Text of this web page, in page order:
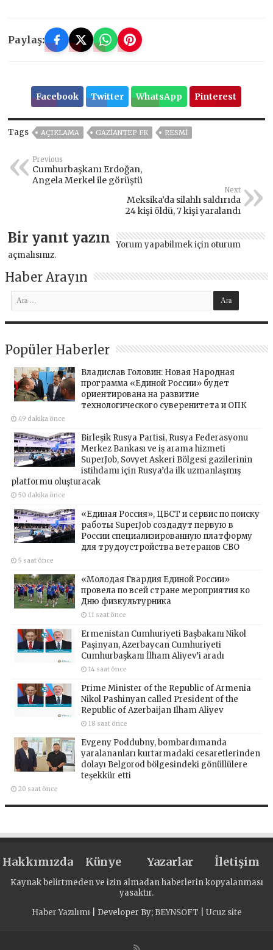
Paylaş:
Facebook Twitter WhatsApp Pinterest
Tags AÇIKLAMA GAZIANTEP FK RESMI
Previous
Cumhurbaşkanı Erdoğan,
Angela Merkel ile görüştü
Next
Meksika’da silahlı saldırıda
24 kişi öldü, 7 kişi yaralandı
Bir yanıt yazın Yorum yapabilmek için oturum
açmalısınız.
Haber Arayın
Popüler Haberler
Владислав Головин: Новая Народная
программа «Единой России» будет
ориентирована на развитие
технологического суверенитета и ОПК
49 dakika önce
Birleşik Rusya Partisi, Rusya Federasyonu
Merkez Bankası ve iş arama hizmeti
SuperJob, Sovyet Askeri Bölgesi gazilerinin
istihdamı için Rusya’da ilk uzmanlaşmış
platformu oluşturacak
50 dakika önce
«Единая Россия», ЦБСТ и сервис по поиску
работы SuperJob создадут первую в
России специализированную платформу
для трудоустройства ветеранов СВО
5 saat önce
«Молодая Гвардия Единой России»
провела по всей стране мероприятия ко
Дню физкультурника
11 saat önce
Ermenistan Cumhuriyeti Başbakanı Nikol
Paşinyan, Azerbaycan Cumhuriyeti
Cumhurbaşkanı İlham Aliyev’i aradı
14 saat önce
Prime Minister of the Republic of Armenia
Nikol Pashinyan called President of the
Republic of Azerbaijan Ilham Aliyev
18 saat önce
Evgeny Poddubny, bombardımanda
yaralananları kurtarmadaki cesaretlerinden
dolayı Belgorod bölgesindeki gönüllülere
teşekkür etti
20 saat önce
Hakkımızda Künye Yazarlar İletişim
Kaynak belirtmeden ve izin almadan haberlerin kopyalanması
yasaktır.
Haber Yazılımı| Developer By; BEYNSOFT Ucuz site